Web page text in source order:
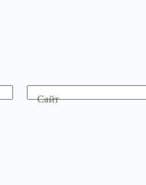
Сайт